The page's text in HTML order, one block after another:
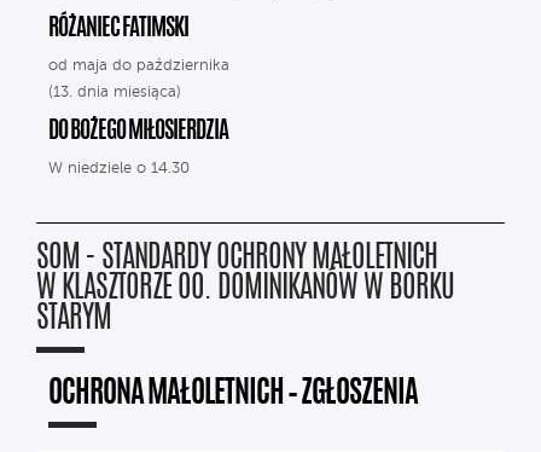
RÓŻANIEC FATIMSKI
od maja do października
(13. dnia miesiąca)
DO BOŻEGO MIŁOSIERDZIA
W niedziele o 14.30
SOM - STANDARDY OCHRONY MAŁOLETNICH
W KLASZTORZE OO. DOMINIKANÓW W BORKU
STARYM
OCHRONA MAŁOLETNICH – ZGŁOSZENIA